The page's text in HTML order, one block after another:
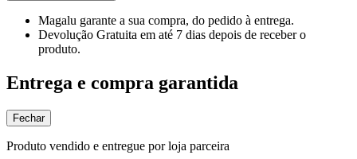
Magalu garante a sua compra, do pedido à entrega.
Devolução Gratuita em até 7 dias depois de receber o
produto.
Entrega e compra garantida
Fechar
Produto vendido e entregue por loja parceira